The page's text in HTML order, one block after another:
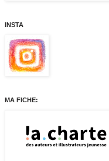
INSTA
MA FICHE: